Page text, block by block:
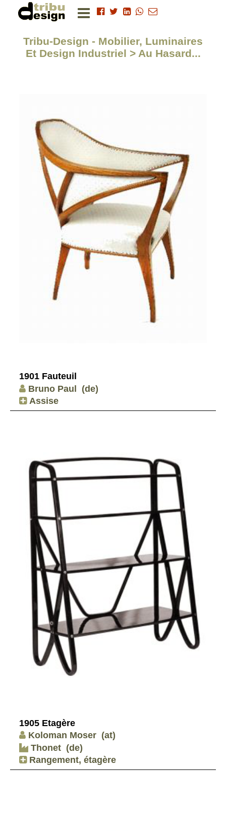
Tribu-Design - Mobilier, Luminaires
Et Design Industriel > Au Hasard...
1901 Fauteuil
Bruno Paul (de)
Assise
1905 Etagère
Koloman Moser (at)
Thonet (de)
Rangement, étagère